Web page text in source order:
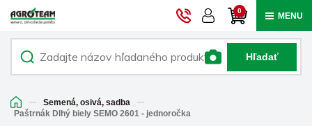
0 MENU
Hľadať
Semená, osivá, sadba
Paštrnák Dlhý biely SEMO 2601 - jednoročka